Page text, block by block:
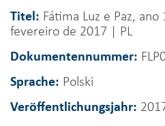
Titel: Fátima Luz e Paz,
fevereiro de 2017 | PL
Dokumentennummer:
Sprache: Polski
Veröffentlichungsjahr: